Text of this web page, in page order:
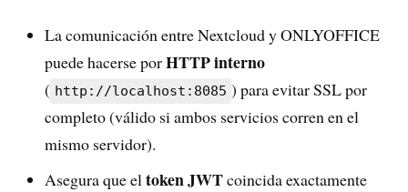
La comunicación entre Nextcloud y ONLYOFFICE
puede hacerse porHTTP interno
( http://localhost:8085 ) para evitar SSL por
completo (válido si ambos servicios corren en el
mismo servidor).
Asegura que eltoken JWTcoincida exactamente